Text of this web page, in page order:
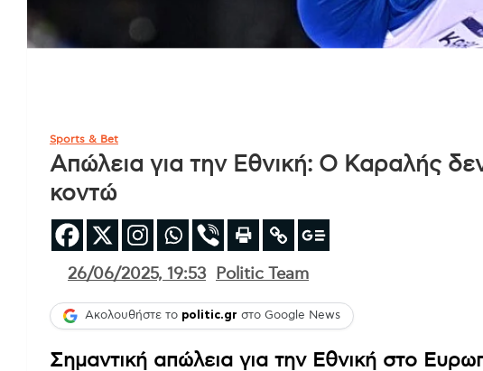
Sports & Bet
Απώλεια για την Εθνική: Ο Καραλής
κοντώ
26/06/2025, 19:53 Politic Team
Ακολουθήστε το politic.gr στο Google News
Σημαντική απώλεια για την Εθνική στο